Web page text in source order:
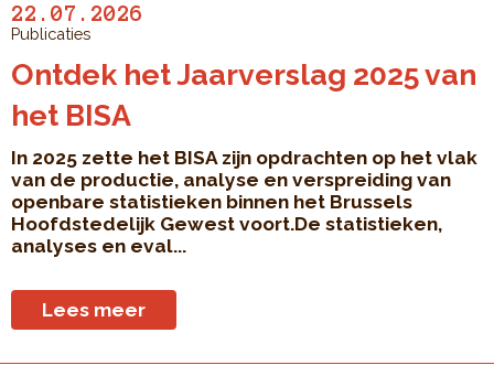
22.07.2026
Publicaties
Ontdek het Jaarverslag 2025 van
het BISA
In 2025 zette het BISA zijn opdrachten op het vlak
van de productie, analyse en verspreiding van
openbare statistieken binnen het Brussels
Hoofdstedelijk Gewest voort.De statistieken,
analyses en eval...
Lees meer